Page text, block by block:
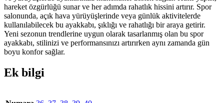
hareket özgürlüğü sunar ve her adımda rahatlık hissini artırır. Spor
salonunda, açık hava yürüyüşlerinde veya günlük aktivitelerde
kullanılabilecek bu ayakkabı, şıklığı ve rahatlığı bir araya getirir.
Yeni sezonun trendlerine uygun olarak tasarlanmış olan bu spor
ayakkabı, stilinizi ve performansınızı artırırken aynı zamanda gün
boyu konfor sağlar.
Ek bilgi